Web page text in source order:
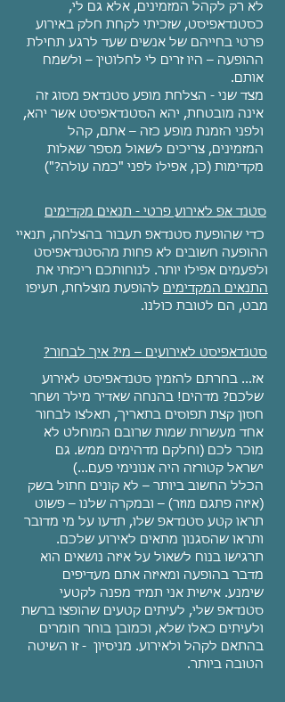
לא רק לקהל המזמינים, אלא גם לי,
כסטנדאפיסט, שזכיתי לקחת חלק באירוע
פרטי בחייהם של אנשים שעד לרגע תחילת
ההופעה – היו זרים לי לחלוטין – ולשמח
אותם.
מצד שני - הצלחת מופע סטנדאפ מסוג זה
אינה מובטחת, יהא הסטנדאפיסט אשר יהא,
ולפני הזמנת מופע כזה – אתם, קהל
המזמינים, צריכים לשאול מספר שאלות
מקדימות (כן, אפילו לפני "כמה עולה?")
סטנד אפ לאירוע פרטי - תנאים מקדימים
כדי שהופעת סטנדאפ תעבור בהצלחה, תנאיי
ההופעה חשובים לא פחות מהסטנדאפיסט
ולפעמים אפילו יותר. לנוחותכם ריכזתי את
התנאים המקדימים להופעת מוצלחת, תעיפו
מבט, הם לטובת כולנו.
סטנדאפיסט לאירועים – מי? איך לבחור?
אז... בחרתם להזמין סטנדאפיסט לאירוע
שלכם? מדהים! בהנחה שאדיר מילר ושחר
חסון קצת תפוסים בתאריך, תאלצו לבחור
אחד מעשרות שמות שרובם המוחלט לא
מוכר לכם (וחלקם מדהימים ממש. גם
ישראל קטורזה היה אנונימי פעם...)
הכלל החשוב ביותר – לא קונים חתול בשק
(איזה פתגם מוזר) – ובמקרה שלנו – פשוט
תראו קטע סטנדאפ שלו, תדעו על מי מדובר
ותראו שהסגנון מתאים לאירוע שלכם.
תרגישו בנוח לשאול על איזה נושאים הוא
מדבר בהופעה ומאיזה אתם מעדיפים
שימנע. אישית אני תמיד מפנה לקטעי
סטנדאפ שלי, לעיתים קטעים שהופצו ברשת
ולעיתים כאלו שלא, וכמובן בוחר חומרים
בהתאם לקהל ולאירוע. מניסיון - זו השיטה
הטובה ביותר.